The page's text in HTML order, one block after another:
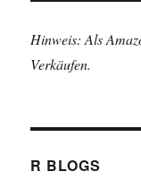
Hinweis: Als
Verkäufen.
R BLOGS